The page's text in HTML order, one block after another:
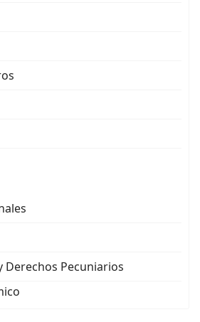
Derechos Pecuniarios